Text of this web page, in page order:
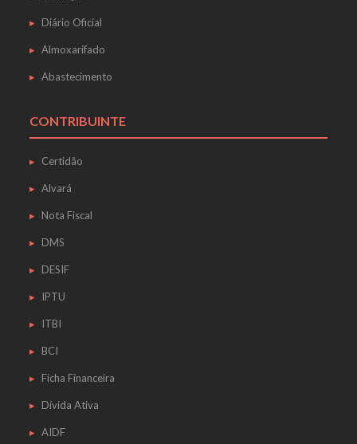
Diário Oficial
Almoxarifado
Abastecimento
CONTRIBUINTE
Certidão
Alvará
Nota Fiscal
DMS
DESIF
IPTU
ITBI
BCI
Ficha Financeira
Dívida Ativa
AIDF